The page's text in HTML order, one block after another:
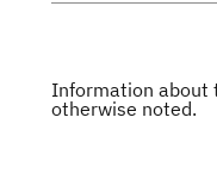
Information about
otherwise noted.